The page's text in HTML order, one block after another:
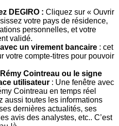
DEGIRO : Cliquez sur « Ouvrir
votre pays de résidence,
personnelles, et votre
validé.
un virement bancaire : cet
votre compte-titres pour pouvoir
Cointreau ou le signe
utilisateur : Une fenêtre avec
Cointreau en temps réel
aussi toutes les informations
dernières actualités, ses
avis des analystes, etc.. C’est